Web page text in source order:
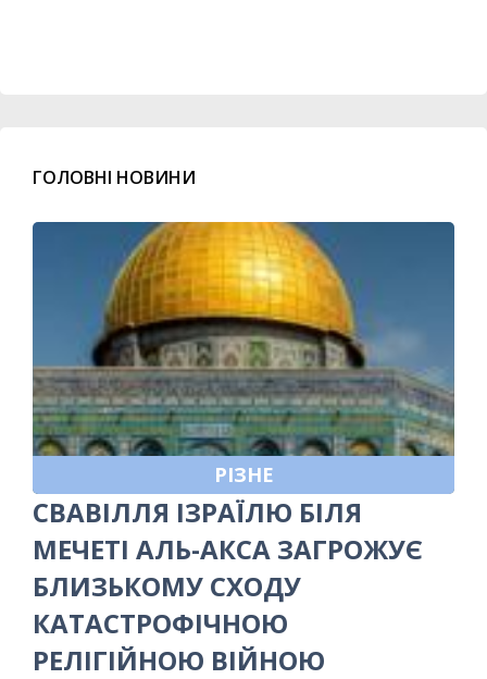
ГОЛОВНІ НОВИНИ
РІЗНЕ
СВАВІЛЛЯ ІЗРАЇЛЮ БІЛЯ
МЕЧЕТІ АЛЬ-АКСА ЗАГРОЖУЄ
БЛИЗЬКОМУ СХОДУ
КАТАСТРОФІЧНОЮ
РЕЛІГІЙНОЮ ВІЙНОЮ